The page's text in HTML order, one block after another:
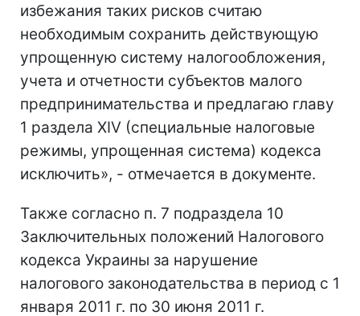
избежания таких рисков считаю
необходимым сохранить действующую
упрощенную систему налогообложения,
учета и отчетности субъектов малого
предпринимательства и предлагаю главу
1 раздела XIV (специальные налоговые
режимы, упрощенная система) кодекса
исключить», - отмечается в документе.
Также согласно п. 7 подраздела 10
Заключительных положений Налогового
кодекса Украины за нарушение
налогового законодательства в период с 1
января 2011 г. по 30 июня 2011 г.